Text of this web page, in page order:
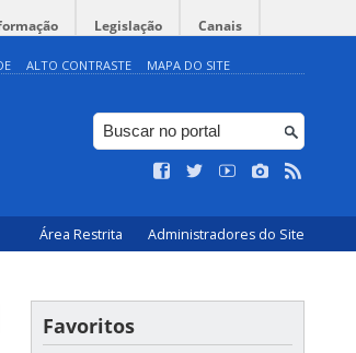
Legislação Canais
ALTO CONTRASTE MAPA DO SITE
Área Restrita Administradores do Site
Favoritos